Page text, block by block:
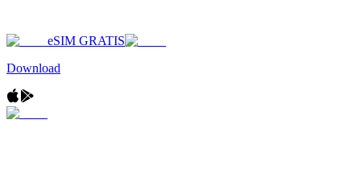
eSIM GRATIS
Download